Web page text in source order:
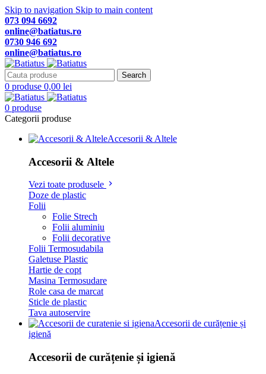
Skip to navigation Skip to main content
073 094 6692
online@batiatus.ro
0730 946 692
online@batiatus.ro
Search
0 produse 0,00 lei
0 produse
Categorii produse
Accesorii & Altele
Accesorii & Altele
Vezi toate produsele
Doze de plastic
Folii
Folie Strech
Folii aluminiu
Folii decorative
Folii Termosudabila
Galetuse Plastic
Hartie de copt
Masina Termosudare
Role casa de marcat
Sticle de plastic
Tava autoservire
Accesorii de curățenie și
igienă
Accesorii de curățenie și igienă